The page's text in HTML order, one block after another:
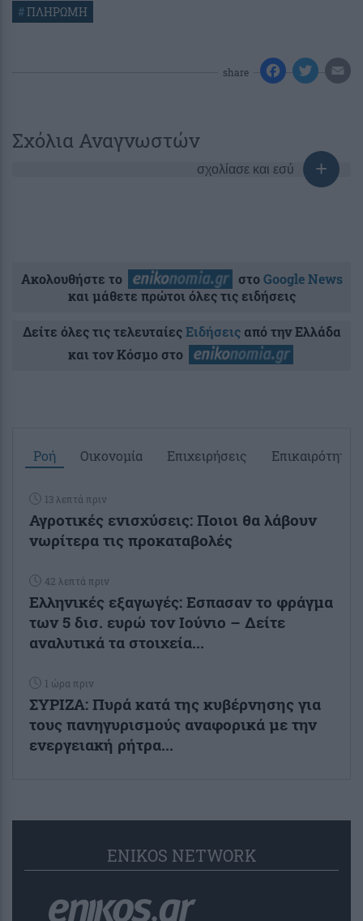
#ΠΛΗΡΩΜΗ
share
Σχόλια Αναγνωστών
σχολίασε και εσύ
Ακολουθήστε το στοGoogle News
και μάθετε πρώτοι όλες τις ειδήσεις
Δείτε όλες τις τελευταίεςΕιδήσειςαπό την Ελλάδα
και τον Κόσμο στο
Ροή Οικονομία Επιχειρήσεις Επικαιρότητα
13 λεπτά πριν
Αγροτικές ενισχύσεις: Ποιοι θα λάβουν
νωρίτερα τις προκαταβολές
42 λεπτά πριν
Ελληνικές εξαγωγές: Εσπασαν το φράγμα
των 5 δισ. ευρώ τον Ιούνιο – Δείτε
αναλυτικά τα στοιχεία...
1 ώρα πριν
ΣΥΡΙΖΑ: Πυρά κατά της κυβέρνησης για
τους πανηγυρισμούς αναφορικά με την
ενεργειακή ρήτρα...
ENIKOS NETWORK